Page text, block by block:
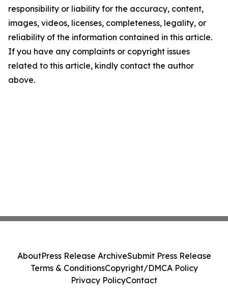
responsibility or liability for the accuracy, content,
images, videos, licenses, completeness, legality, or
reliability of the information contained in this article.
If you have any complaints or copyright issues
related to this article, kindly contact the author
above.
AboutPress Release ArchiveSubmit Press Release
Terms & ConditionsCopyright/DMCA Policy
Privacy PolicyContact